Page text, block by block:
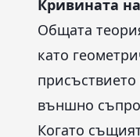
Кривината
Общата
като
външно
Когато